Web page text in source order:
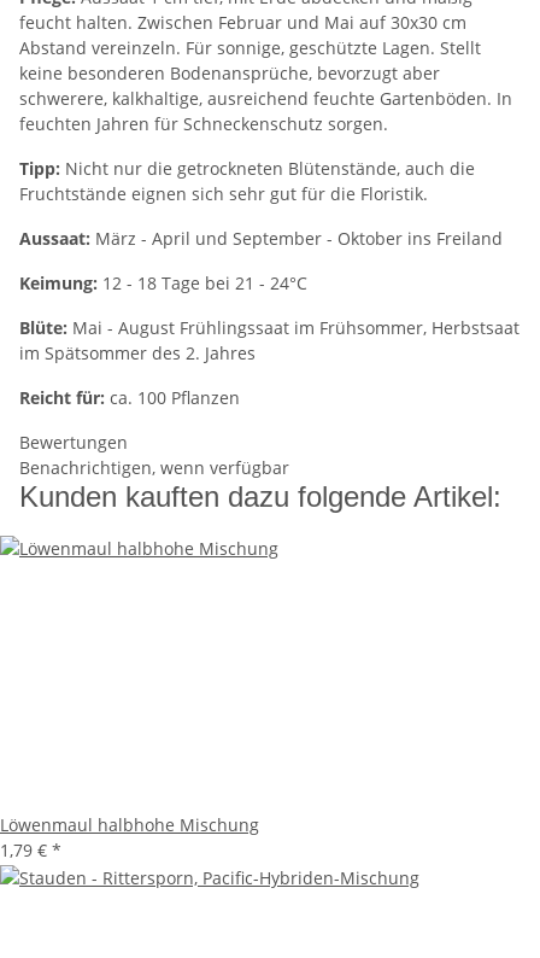
feucht halten. Zwischen Februar und Mai auf 30x30 cm
Abstand vereinzeln. Für sonnige, geschützte Lagen. Stellt
keine besonderen Bodenansprüche, bevorzugt aber
schwerere, kalkhaltige, ausreichend feuchte Gartenböden. In
feuchten Jahren für Schneckenschutz sorgen.
Tipp: Nicht nur die getrockneten Blütenstände, auch die
Fruchtstände eignen sich sehr gut für die Floristik.
Aussaat: März - April und September - Oktober ins Freiland
Keimung: 12 - 18 Tage bei 21 - 24°C
Blüte: Mai - August Frühlingssaat im Frühsommer, Herbstsaat
im Spätsommer des 2. Jahres
Reicht für: ca. 100 Pflanzen
Bewertungen
Benachrichtigen, wenn verfügbar
Kunden kauften dazu folgende Artikel:
Löwenmaul halbhohe Mischung
1,79 € *